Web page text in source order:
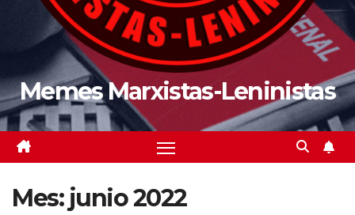
Memes Marxistas-Leninistas
Mes: junio 2022